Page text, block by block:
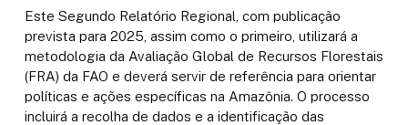
Este Segundo Relatório Regional, com publicação
prevista para 2025, assim como o primeiro, utilizará a
metodologia da Avaliação Global de Recursos Florestais
(FRA) da FAO e deverá servir de referência para orientar
políticas e ações específicas na Amazônia. O processo
incluirá a recolha de dados e a identificação das